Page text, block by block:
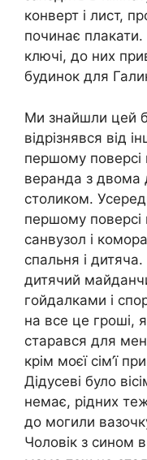
конверт і лист,
починає
ключі, до них
будинок для
Ми знайшли цей
відрізнявся від
першому поверсі
веранда з двома
столиком.
першому поверсі
санвузол і
спальня і дитяча.
дитячий
гойдалками і
на все це гроші,
старався для
крім моєї сім’ї
Дідусеві було
немає, рідних
до могили
Чоловік з сином